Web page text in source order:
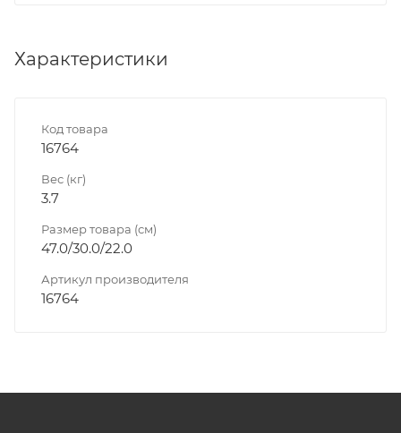
Характеристики
Код товара
16764
Вес (кг)
3.7
Размер товара (см)
47.0/30.0/22.0
Артикул производителя
16764